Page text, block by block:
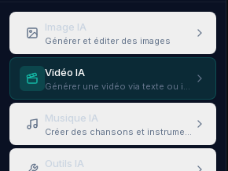
Image IA
Générer et éditer des images
Vidéo IA
Générer une vidéo via texte ou image
Musique IA
Créer des chansons et instrumentaux
Outils IA